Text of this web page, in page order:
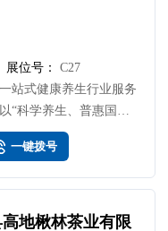
展位号：
C27
站式健康养生行业服务
“科学养生、普惠国
，深度融合互联网技
业资源，致力于为全年
专业、便捷、可信赖的
一键拨号
地楸林茶业有限